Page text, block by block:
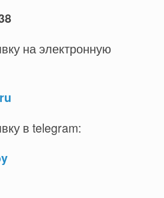
на электронную
в telegram: